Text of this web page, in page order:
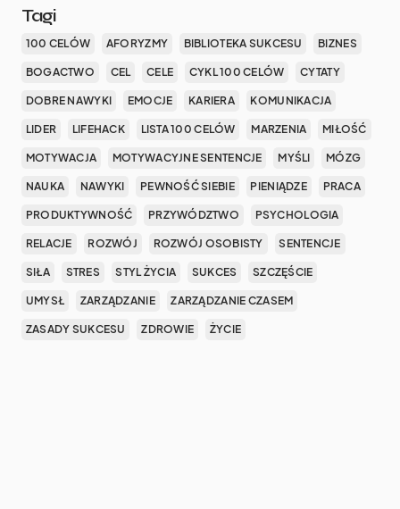
Tagi
100 CELÓW AFORYZMY BIBLIOTEKA SUKCESU BIZNES
BOGACTWO CEL CELE CYKL 100 CELÓW CYTATY
DOBRE NAWYKI EMOCJE KARIERA KOMUNIKACJA
LIDER LIFEHACK LISTA 100 CELÓW MARZENIA MIŁOŚĆ
MOTYWACJA MOTYWACYJNE SENTENCJE MYŚLI MÓZG
NAUKA NAWYKI PEWNOŚĆ SIEBIE PIENIĄDZE PRACA
PRODUKTYWNOŚĆ PRZYWÓDZTWO PSYCHOLOGIA
RELACJE ROZWÓJ ROZWÓJ OSOBISTY SENTENCJE
SIŁA STRES STYL ŻYCIA SUKCES SZCZĘŚCIE
UMYSŁ ZARZĄDZANIE ZARZĄDZANIE CZASEM
ZASADY SUKCESU ZDROWIE ŻYCIE